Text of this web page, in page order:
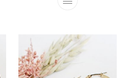
meerdere variaties.
Dit product